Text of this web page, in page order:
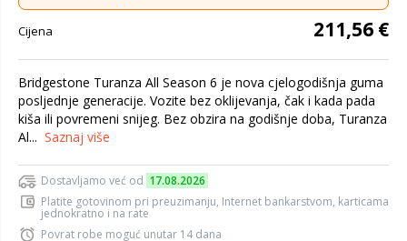
Cijena 211,56 €
Bridgestone Turanza All Season 6 je nova cjelogodišnja guma
posljednje generacije. Vozite bez oklijevanja, čak i kada pada
kiša ili povremeni snijeg. Bez obzira na godišnje doba, Turanza
Al... Saznaj više
Dostavljamo već od 17.08.2026
Platite gotovinom pri preuzimanju, Internet bankarstvom, karticama
jednokratno i na rate
Povrat robe moguć unutar 14 dana